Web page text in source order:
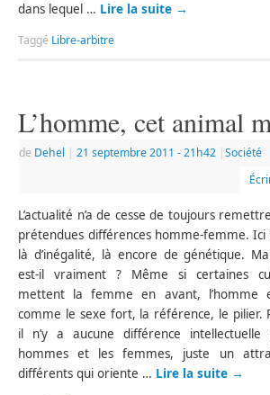
dans lequel … Lire la suite →
Taggé Libre-arbitre
L’homme, cet animal
de Dehel | 21 septembre 2011 - 21h42 |Société
L’actualité n’a de cesse de toujours
prétendues différences homme-femme.
là d’inégalité, là encore de génétique.
est-il vraiment ? Même si certaines
mettent la femme en avant, l’homme
comme le sexe fort, la référence, le pilier.
il n’y a aucune différence
hommes et les femmes, juste un
différents qui oriente … Lire la suite →